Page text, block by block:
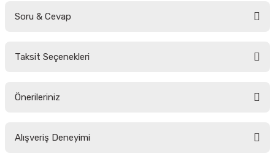
Soru & Cevap
Taksit Seçenekleri
Önerileriniz
yetersiz gördüğünüz noktaları öneri formunu kullanarak tarafımıza
Alışveriş Deneyimi